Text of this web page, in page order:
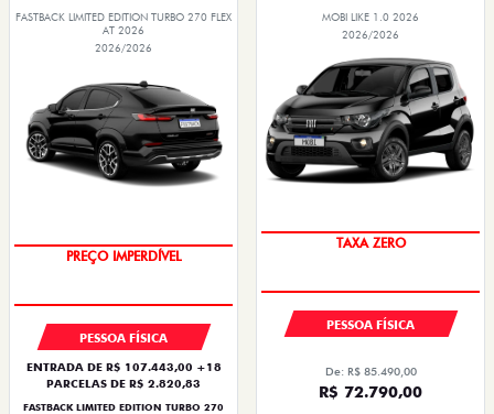
FASTBACK LIMITED EDITION TURBO 270 FLEX
AT 2026
2026/2026
PREÇO IMPERDÍVEL
PESSOA FÍSICA
ENTRADA DE R$ 107.443,00 +18
PARCELAS DE R$ 2.820,83
FASTBACK LIMITED EDITION TURBO 270
MOBI LIKE 1.0 2026
2026/2026
PESSOA FÍSICA
De: R$ 85.490,00
R$ 72.790,00